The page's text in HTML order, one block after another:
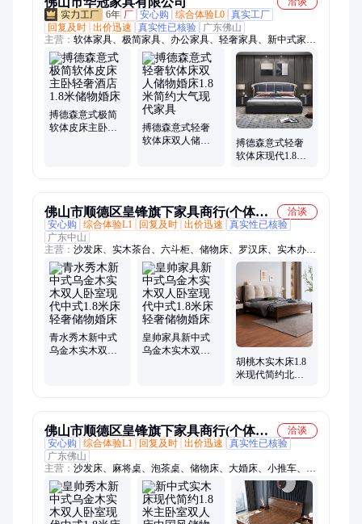
6年 厂 安心购 综合体验L0 真实工厂
回复及时 出价迅速 真实性已核验
广东佛山
主营： 软体家具、极简家具、办公家具、轻奢家具、新中式家
具、茶几、电视柜、衣柜、沙发、餐桌、书桌、床头柜、梳妆
台、办公桌、橱柜定制、儿童床、实木床、办公沙发定制、全屋
定制、实木沙发、午休课桌椅、黑胡桃木家具、电动餐桌、适老
化家具、实木家具
搏德森意式极简
软体皮床主卧轻
搏德森意式轻奢
软体床双人储物
搏德森意式轻奢
软体床现代1.8米
佛山市顺德区皇锋旗下家具商行(个体工
商户)
洽谈
安心购
综合体验L1 回复及时 出价迅速
真实性已核验
广东中山
主营： 沙发床、实木茶台、六斗柜、储物床、罗汉床、实木办公
桌、展示柜、流水茶台、火锅桌、电动餐桌、实木大板、民宿家
具、电脑桌、双人床、装饰柜、单人床、博古架、踏步床、组合
柜、泡茶台、小推车、大班台、理疗床、榻榻米、玻璃门
青水秀木新中式
乌金木实木双人
皇帅家具新中式
乌金木实木双人
胡桃木实木床1.8
米现代简约北欧
佛山市顺德区皇锋旗下家具商行(个体工
商户)
洽谈
安心购
综合体验L1 回复及时 出价迅速
真实性已核验
广东佛山
主营： 沙发床、麻将桌、泡茶桌、储物床、大婚床、小推车、门
厅柜、隔断柜、儿童床、展示柜、双人床、供桌条、置物架、餐
桌椅、电脑桌、衣帽架、博古架、餐厅柜、沙发椅、小椅子、宾
馆床、智能床、试衣镜、软包床、理疗床